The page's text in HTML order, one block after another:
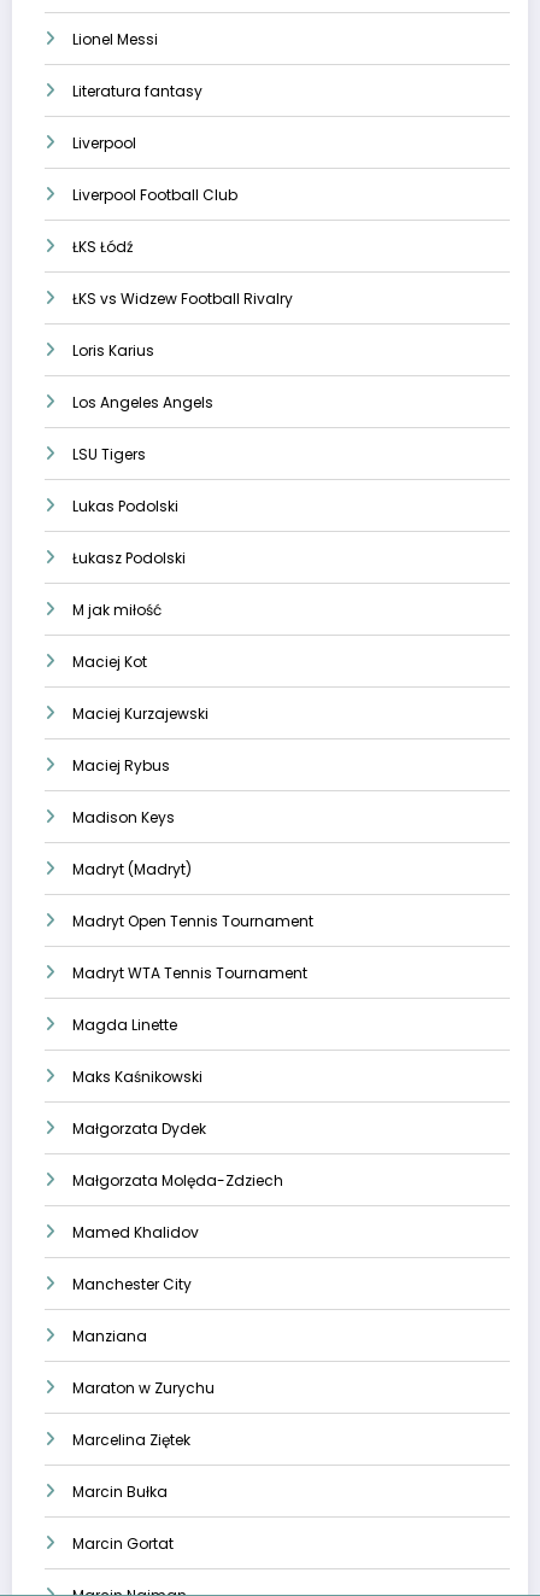
Lionel Messi
Literatura fantasy
Liverpool
Liverpool Football Club
ŁKS Łódź
ŁKS vs Widzew Football Rivalry
Loris Karius
Los Angeles Angels
LSU Tigers
Lukas Podolski
Łukasz Podolski
M jak miłość
Maciej Kot
Maciej Kurzajewski
Maciej Rybus
Madison Keys
Madryt (Madryt)
Madryt Open Tennis Tournament
Madryt WTA Tennis Tournament
Magda Linette
Maks Kaśnikowski
Małgorzata Dydek
Małgorzata Molęda-Zdziech
Mamed Khalidov
Manchester City
Manziana
Maraton w Zurychu
Marcelina Ziętek
Marcin Bułka
Marcin Gortat